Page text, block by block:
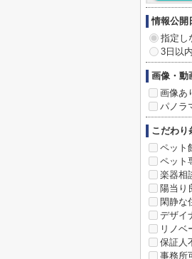
情報公開
指定し
3日以内
画像・動
画像あ
パノラ
こだわり
ペット
ペット
楽器相
陽当り
閑静な
デザイ
リノベ
保証人
事務所